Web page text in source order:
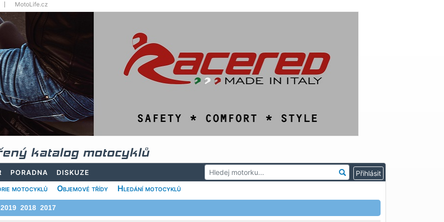
MotoLife.cz
katalog motocyklů
PORADNA DISKUZE
motocyklů Objemové třídy Hledání motocyklů
2019 2018 2017